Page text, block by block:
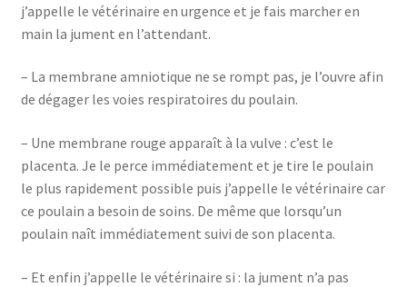
j’appelle le vétérinaire en urgence et je fais marcher en
main la jument en l’attendant.
– La membrane amniotique ne se rompt pas, je l’ouvre afin
de dégager les voies respiratoires du poulain.
– Une membrane rouge apparaît à la vulve : c’est le
placenta. Je le perce immédiatement et je tire le poulain
le plus rapidement possible puis j’appelle le vétérinaire car
ce poulain a besoin de soins. De même que lorsqu’un
poulain naît immédiatement suivi de son placenta.
– Et enfin j’appelle le vétérinaire si : la jument n’a pas